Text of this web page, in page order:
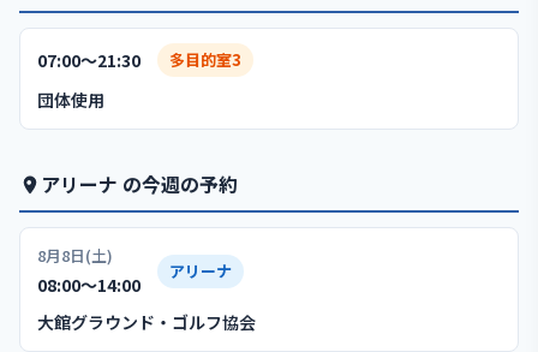
07:00〜21:30 多目的室3
団体使用
アリーナ の今週の予約
8月8日(土)
08:00〜14:00
アリーナ
大館グラウンド・ゴルフ協会